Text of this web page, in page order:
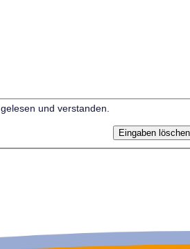
gelesen und verstanden.